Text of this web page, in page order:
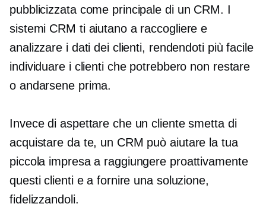
pubblicizzata come principale di un CRM. I
sistemi CRM ti aiutano a raccogliere e
analizzare i dati dei clienti, rendendoti più facile
individuare i clienti che potrebbero non restare
o andarsene prima.
Invece di aspettare che un cliente smetta di
acquistare da te, un CRM può aiutare la tua
piccola impresa a raggiungere proattivamente
questi clienti e a fornire una soluzione,
fidelizzandoli.